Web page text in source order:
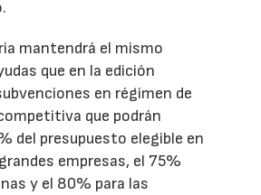
mantendrá el mismo
que en la edición
en régimen de
que podrán
del presupuesto elegible en
empresas, el 75%
y el 80% para las